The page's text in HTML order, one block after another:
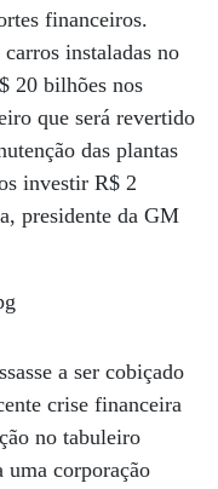
financeiros.
instaladas no
20 bilhões nos
que será revertido
das plantas
investir R$ 2
presidente da GM
a ser cobiçado
crise financeira
no tabuleiro
corporação